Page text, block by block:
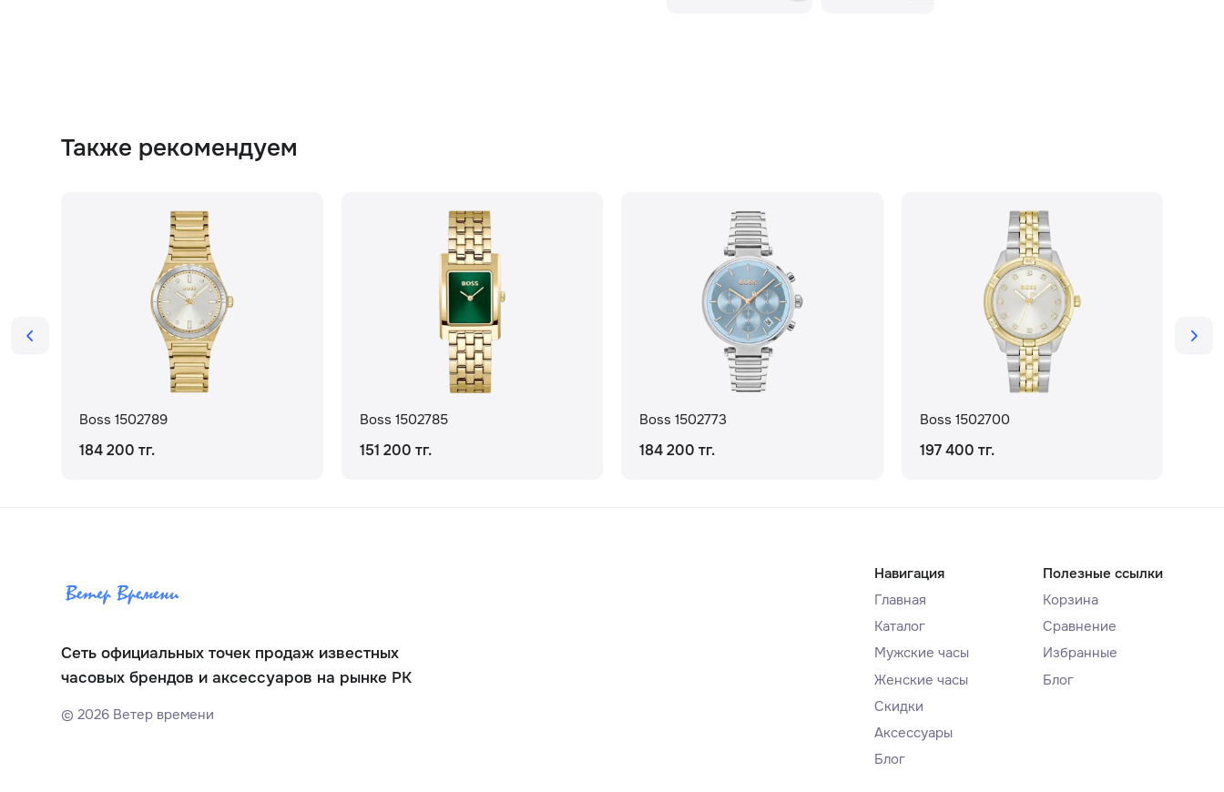
Также рекомендуем
Boss 1502789
184 200 тг.
Boss 1502785
151 200 тг.
Boss 1502773
184 200 тг.
Boss 1502700
197 400 тг.
Сеть официальных точек продаж известных
часовых брендов и аксессуаров на рынке РК
©2026 Ветер времени
Навигация
Главная
Каталог
Мужские часы
Женские часы
Скидки
Аксессуары
Блог
Полезные ссылки
Корзина
Сравнение
Избранные
Блог